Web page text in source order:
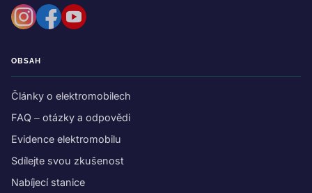
OBSAH
Články o elektromobilech
FAQ – otázky a odpovědi
Evidence elektromobilu
Sdílejte svou zkušenost
Nabíjecí stanice